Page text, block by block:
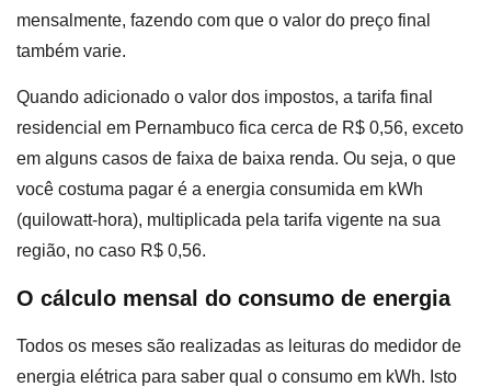
mensalmente, fazendo com que o valor do preço final
também varie.
Quando adicionado o valor dos impostos, a tarifa final
residencial em Pernambuco fica cerca de R$ 0,56, exceto
em alguns casos de faixa de baixa renda. Ou seja, o que
você costuma pagar é a energia consumida em kWh
(quilowatt-hora), multiplicada pela tarifa vigente na sua
região, no caso R$ 0,56.
O cálculo mensal do consumo de energia
Todos os meses são realizadas as leituras do medidor de
energia elétrica para saber qual o consumo em kWh. Isto